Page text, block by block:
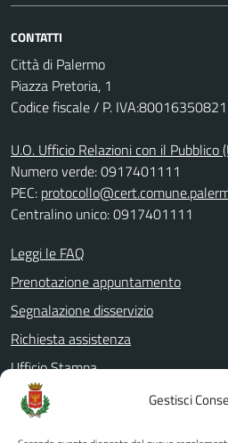
Gestisci
CONTATTI
Città di Palermo
Piazza Pretoria, 1
Codice fiscale / P. IVA:80016350821
U.O. Ufficio Relazioni con il Pubblico
Numero verde: 0917401111
PEC:
Centralino unico: 0917401111
Leggi le FAQ
Prenotazione appuntamento
Segnalazione disservizio
Richiesta assistenza
Ufficio Stampa
Amministrazione Trasparente
Albo pretorio